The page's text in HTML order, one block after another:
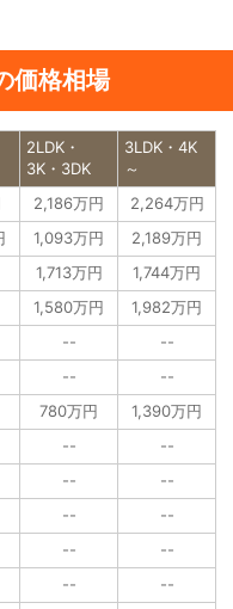
価格相場
2LDK・
3K・3DK
3LDK・4K
～
2,186万円
2,264万円
1,093万円
2,189万円
1,713万円
1,744万円
1,580万円
1,982万円
--
--
--
--
780万円
1,390万円
--
--
--
--
--
--
--
--
--
--